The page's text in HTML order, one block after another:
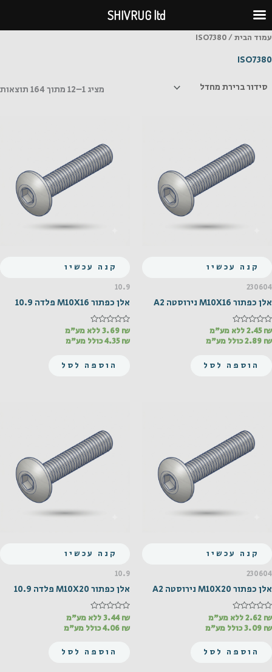
לתוכן
עמוד הבית/ ISO7380
ISO7380
מציג 1–12 מתוך 164 תוצאות
קנה עכשיו
230604
אלן כפתור M10X16 נירוסטה A2
דורג
מתוך
2.45₪
ללא מע"מ
2.89 ₪ כולל מע"מ
הוספה לסל
קנה עכשיו
10.9
אלן כפתור M10X16 פלדה 10.9
דורג
מתוך
3.69 ₪
ללא מע"מ
4.35₪ כולל מע"מ
הוספה לסל
קנה עכשיו
230604
אלן כפתור M10X20 נירוסטה A2
דורג
מתוך
2.62 ₪
ללא מע"מ
3.09 ₪ כולל מע"מ
הוספה לסל
קנה עכשיו
10.9
אלן כפתור M10X20 פלדה 10.9
דורג
מתוך
3.44₪
ללא מע"מ
4.06 ₪ כולל מע"מ
הוספה לסל
SHIVRUG ltd